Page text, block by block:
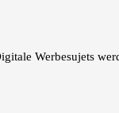
Werbesujets